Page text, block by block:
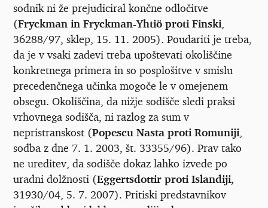
sodnik ni že prejudiciral končne odločitve
(Fryckman in Fryckman-Yhtiö proti Finski
36288/97, sklep, 15. 11. 2005). Poudariti je treba,
da je v vsaki zadevi treba upoštevati okoliščine
konkretnega primera in so posplošitve v smislu
precedenčnega učinka mogoče le v omejenem
obsegu. Okoliščina, da nižje sodišče sledi praksi
vrhovnega sodišča, ni razlog za sum v
nepristranskost (Popescu Nasta proti Romuniji
sodba z dne 7. 1. 2003, št. 33355/96). Prav tako
ne ureditev, da sodišče dokaz lahko izvede po
uradni dolžnosti (Eggertsdottir proti Islandiji,
31930/04, 5. 7. 2007). Pritiski predstavnikov